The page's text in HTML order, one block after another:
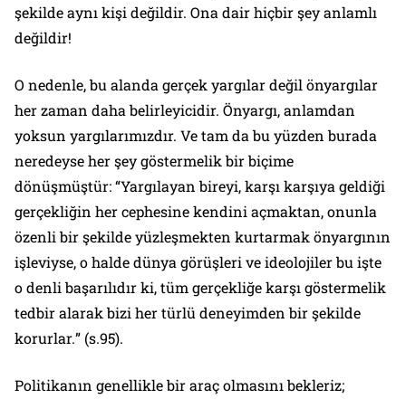
şekilde aynı kişi değildir. Ona dair hiçbir şey anlamlı
değildir!
O nedenle, bu alanda gerçek yargılar değil önyargılar
her zaman daha belirleyicidir. Önyargı, anlamdan
yoksun yargılarımızdır. Ve tam da bu yüzden burada
neredeyse her şey göstermelik bir biçime
dönüşmüştür: “Yargılayan bireyi, karşı karşıya geldiği
gerçekliğin her cephesine kendini açmaktan, onunla
özenli bir şekilde yüzleşmekten kurtarmak önyargının
işleviyse, o halde dünya görüşleri ve ideolojiler bu işte
o denli başarılıdır ki, tüm gerçekliğe karşı göstermelik
tedbir alarak bizi her türlü deneyimden bir şekilde
korurlar.” (s.95).
Politikanın genellikle bir araç olmasını bekleriz;